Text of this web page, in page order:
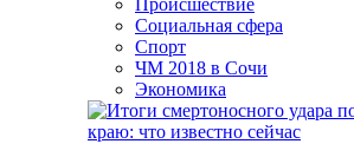
Происшествие
Социальная сфера
Спорт
ЧМ 2018 в Сочи
Экономика